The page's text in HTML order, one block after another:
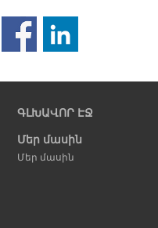
Նախորդ
ԳԼԽԱՎՈՐ ԷՋ
Մեր մասին
Մեր մասին